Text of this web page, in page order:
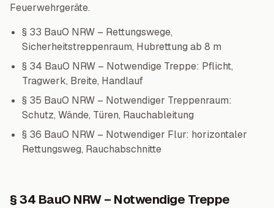
Feuerwehrgeräte.
§ 33 BauO NRW – Rettungswege,
Sicherheitstreppenraum, Hubrettung ab 8 m
§ 34 BauO NRW – Notwendige Treppe: Pflicht,
Tragwerk, Breite, Handlauf
§ 35 BauO NRW – Notwendiger Treppenraum:
Schutz, Wände, Türen, Rauchableitung
§ 36 BauO NRW – Notwendiger Flur: horizontaler
Rettungsweg, Rauchabschnitte
§ 34 BauO NRW – Notwendige Treppe